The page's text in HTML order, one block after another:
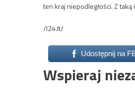
ten kraj niepodległości. Z
/l24.lt/
Udostępnij na
Wspieraj